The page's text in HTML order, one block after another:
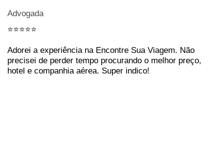
Advogada
⭐️⭐️⭐️⭐️⭐️
Adorei a experiência na Encontre Sua Viagem. Não
precisei de perder tempo procurando o melhor preço,
hotel e companhia aérea. Super indico!